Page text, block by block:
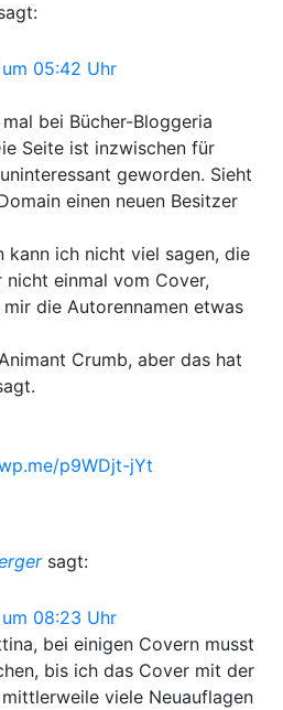
05:42 Uhr
bei Bücher-Bloggeria
Seite ist inzwischen für
geworden. Sieht
einen neuen Besitzer
kann ich nicht viel sagen, die
nicht einmal vom Cover,
die Autorennamen etwas
Crumb, aber das hat
p9WDjt-jYt
sagt:
08:23 Uhr
bei einigen Covern musst
bis ich das Cover mit der
viele Neuauflagen